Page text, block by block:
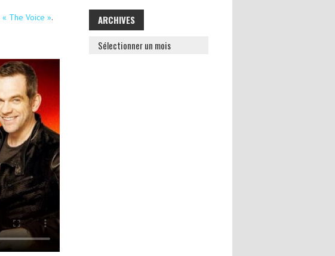
« The Voice ». ARCHIVES
ARCHIVES